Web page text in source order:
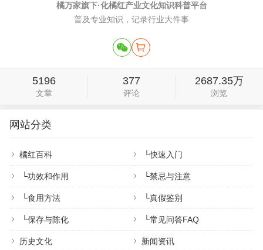
橘万家旗下·化橘红产业文化知识科普平台
普及专业知识，记录行业大件事
5196
文章
377
评论
2687.35万
浏览
网站分类
橘红百科 └快速入门
└功效和作用 └禁忌与注意
└食用方法 └真假鉴别
└保存与陈化 └常见问答FAQ
历史文化 新闻资讯